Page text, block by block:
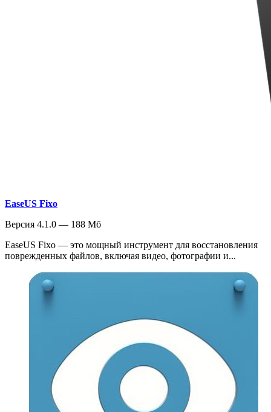
EaseUS Fixo
Версия 4.1.0 — 188 Мб
EaseUS Fixo — это мощный инструмент для восстановления
поврежденных файлов, включая видео, фотографии и...